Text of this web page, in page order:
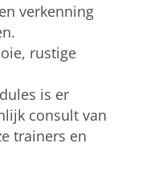
verkenning
rustige
is er
consult van
trainers en